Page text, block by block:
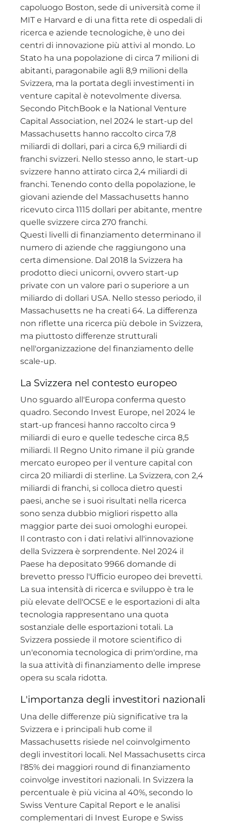
capoluogo Boston, sede di università come il
MIT e Harvard e di una fitta rete di ospedali di
ricerca e aziende tecnologiche, è uno dei
centri di innovazione più attivi al mondo. Lo
Stato ha una popolazione di circa 7 milioni di
abitanti, paragonabile agli 8,9 milioni della
Svizzera, ma la portata degli investimenti in
venture capital è notevolmente diversa.
Secondo PitchBook e la National Venture
Capital Association, nel 2024 le start-up del
Massachusetts hanno raccolto circa 7,8
miliardi di dollari, pari a circa 6,9 miliardi di
franchi svizzeri. Nello stesso anno, le start-up
svizzere hanno attirato circa 2,4 miliardi di
franchi. Tenendo conto della popolazione, le
giovani aziende del Massachusetts hanno
ricevuto circa 1115 dollari per abitante, mentre
quelle svizzere circa 270 franchi.
Questi livelli di finanziamento determinano il
numero di aziende che raggiungono una
certa dimensione. Dal 2018 la Svizzera ha
prodotto dieci unicorni, ovvero start-up
private con un valore pari o superiore a un
miliardo di dollari USA. Nello stesso periodo, il
Massachusetts ne ha creati 64. La differenza
non riflette una ricerca più debole in Svizzera,
ma piuttosto differenze strutturali
nell'organizzazione del finanziamento delle
scale-up.
La Svizzera nel contesto europeo
Uno sguardo all'Europa conferma questo
quadro. Secondo Invest Europe, nel 2024 le
start-up francesi hanno raccolto circa 9
miliardi di euro e quelle tedesche circa 8,5
miliardi. Il Regno Unito rimane il più grande
mercato europeo per il venture capital con
circa 20 miliardi di sterline. La Svizzera, con 2,4
miliardi di franchi, si colloca dietro questi
paesi, anche se i suoi risultati nella ricerca
sono senza dubbio migliori rispetto alla
maggior parte dei suoi omologhi europei.
Il contrasto con i dati relativi all'innovazione
della Svizzera è sorprendente. Nel 2024 il
Paese ha depositato 9966 domande di
brevetto presso l'Ufficio europeo dei brevetti.
La sua intensità di ricerca e sviluppo è tra le
più elevate dell'OCSE e le esportazioni di alta
tecnologia rappresentano una quota
sostanziale delle esportazioni totali. La
Svizzera possiede il motore scientifico di
un'economia tecnologica di prim'ordine, ma
la sua attività di finanziamento delle imprese
opera su scala ridotta.
L'importanza degli investitori nazionali
Una delle differenze più significative tra la
Svizzera e i principali hub come il
Massachusetts risiede nel coinvolgimento
degli investitori locali. Nel Massachusetts circa
l'85% dei maggiori round di finanziamento
coinvolge investitori nazionali. In Svizzera la
percentuale è più vicina al 40%, secondo lo
Swiss Venture Capital Report e le analisi
complementari di Invest Europe e Swiss